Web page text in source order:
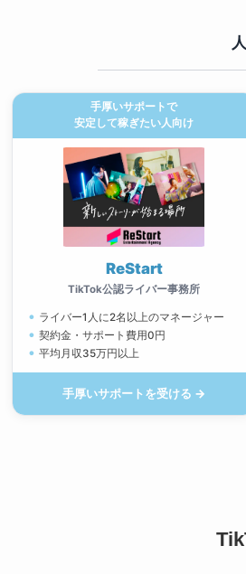
手厚いサポートで
安定して稼ぎたい人向け
ReStart
TikTok公認ライバー事務所
ライバー1人に2名以上のマネージャー
契約金・サポート費用0円
平均月収35万円以上
手厚いサポートを受ける →